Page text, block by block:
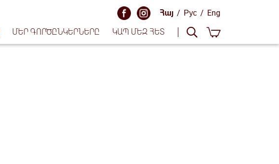
Հայ / Рус / Eng
ՄԵՐ ԳՈՐԾԸՆԿԵՐՆԵՐԸ ԿԱՊ ՄԵԶ ՀԵՏ